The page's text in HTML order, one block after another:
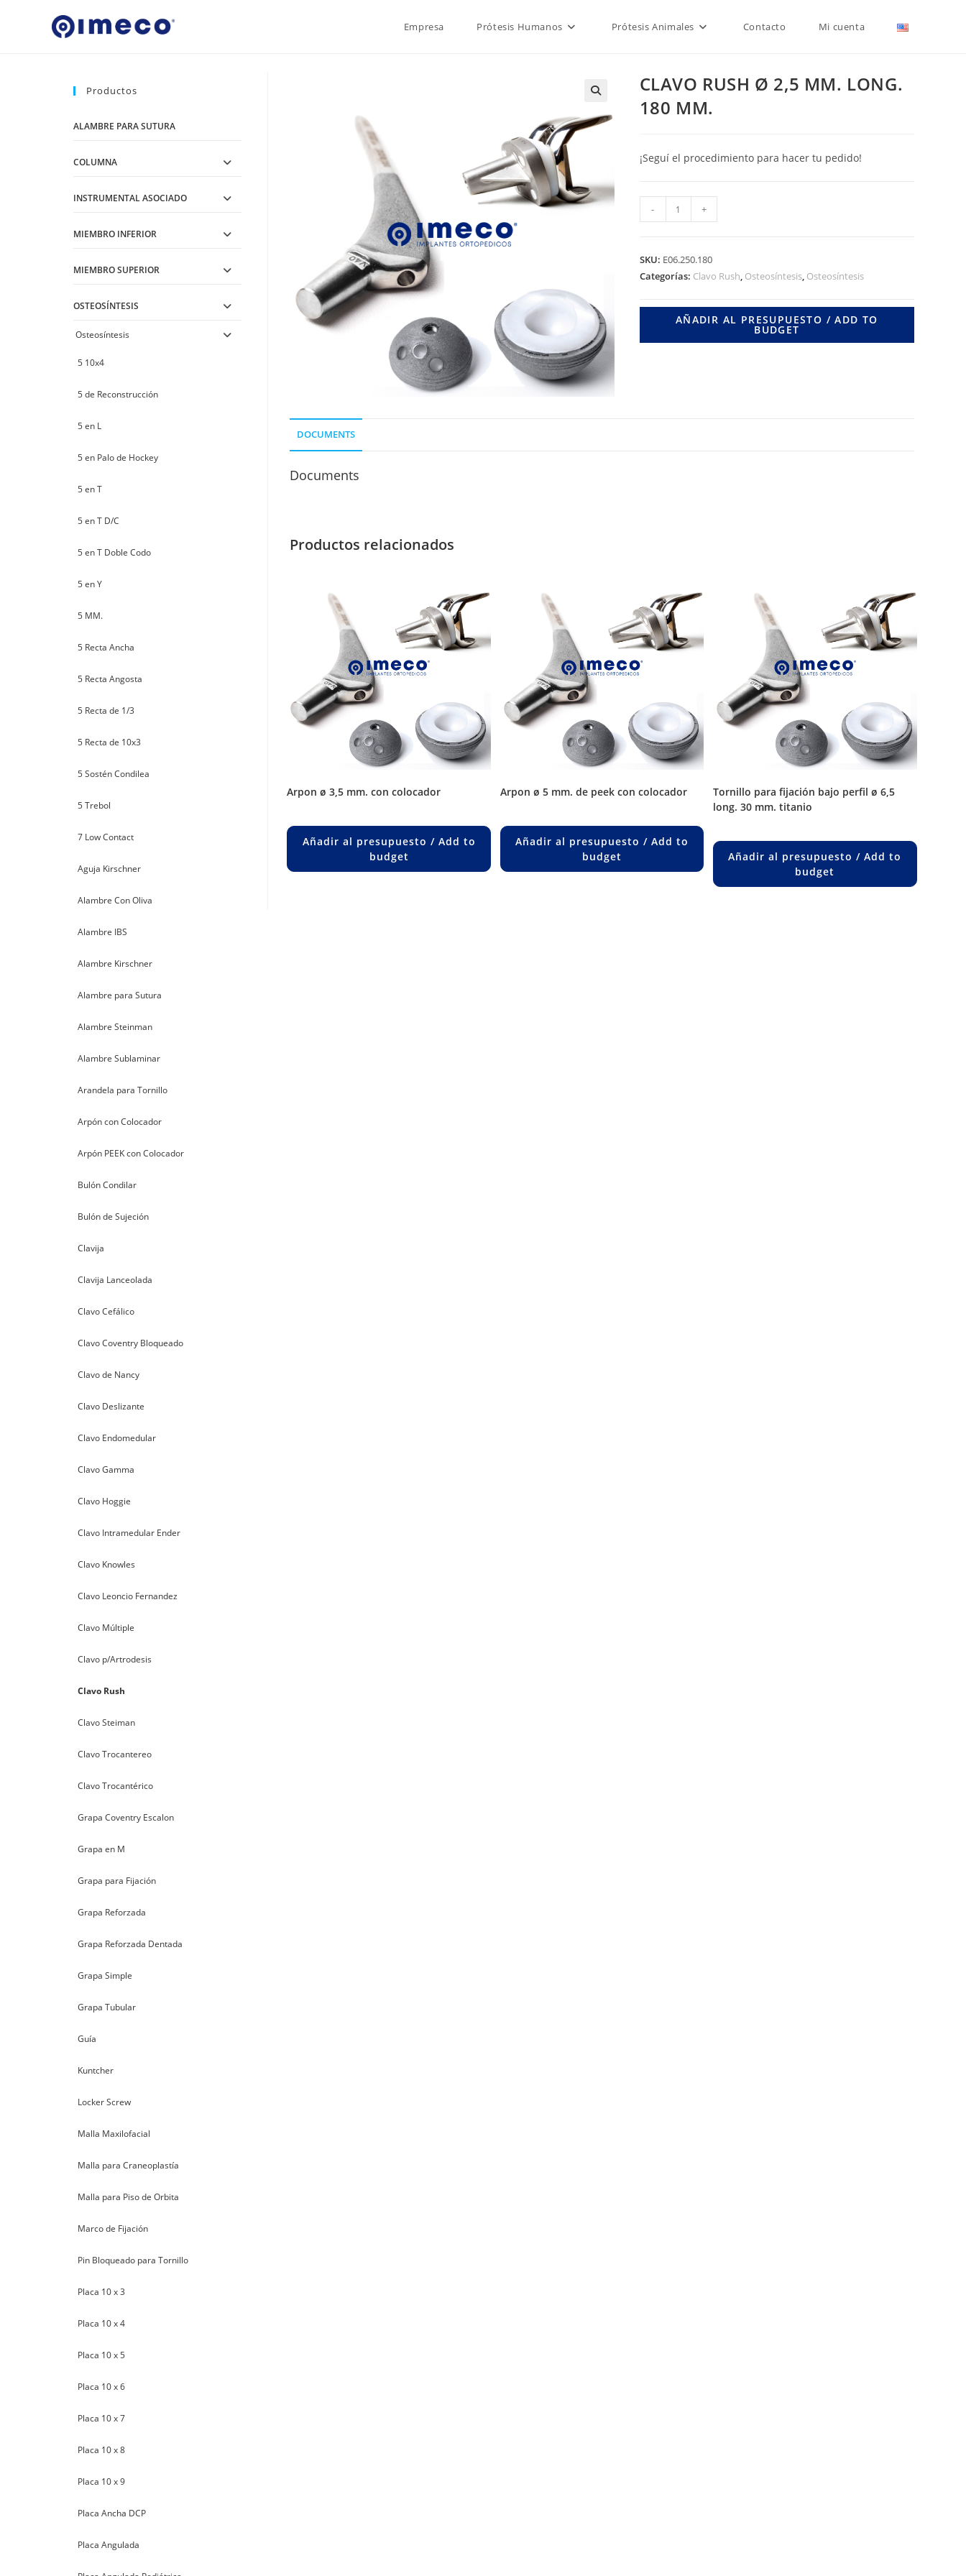
Empresa Prótesis Humanos Prótesis Animales Contacto Mi cuenta
CLAVO RUSH Ø 2,5 MM. LONG.
180 MM.
¡Seguí el procedimiento para hacer tu pedido!
RUSH
2,5
MM.
- +
SKU: E06.250.180
Categorías: Clavo Rush, Osteosíntesis, Osteosíntesis
AÑADIR AL PRESUPUESTO / ADD TO
BUDGET
DOCUMENTS
Documents
Productos relacionados
arpon ø 3,5 mm. con colocador
Añadir al presupuesto / Add to
budget
arpon ø 5 mm. de peek con colocador
Añadir al presupuesto / Add to
budget
tornillo para fijación bajo perfil ø 6,5
long. 30 mm. titanio
Añadir al presupuesto / Add to
budget
Productos
ALAMBRE PARA SUTURA
COLUMNA
INSTRUMENTAL ASOCIADO
MIEMBRO INFERIOR
MIEMBRO SUPERIOR
OSTEOSÍNTESIS
Osteosíntesis
5 10x4
5 de Reconstrucción
5 en L
5 en Palo de Hockey
5 en T
5 en T D/C
5 en T Doble Codo
5 en Y
5 MM.
5 Recta Ancha
5 Recta Angosta
5 Recta de 1/3
5 Recta de 10x3
5 Sostén Condilea
5 Trebol
7 Low Contact
Aguja Kirschner
Alambre Con Oliva
Alambre IBS
Alambre Kirschner
Alambre para Sutura
Alambre Steinman
Alambre Sublaminar
Arandela para Tornillo
Arpón con Colocador
Arpón PEEK con Colocador
Bulón Condilar
Bulón de Sujeción
Clavija
Clavija Lanceolada
Clavo Cefálico
Clavo Coventry Bloqueado
Clavo de Nancy
Clavo Deslizante
Clavo Endomedular
Clavo Gamma
Clavo Hoggie
Clavo Intramedular Ender
Clavo Knowles
Clavo Leoncio Fernandez
Clavo Múltiple
Clavo p/Artrodesis
Clavo Rush
Clavo Steiman
Clavo Trocantereo
Clavo Trocantérico
Grapa Coventry Escalon
Grapa en M
Grapa para Fijación
Grapa Reforzada
Grapa Reforzada Dentada
Grapa Simple
Grapa Tubular
Guía
Kuntcher
Locker Screw
Malla Maxilofacial
Malla para Craneoplastía
Malla para Piso de Orbita
Marco de Fijación
Pin Bloqueado para Tornillo
Placa 10 x 3
Placa 10 x 4
Placa 10 x 5
Placa 10 x 6
Placa 10 x 7
Placa 10 x 8
Placa 10 x 9
Placa Ancha DCP
Placa Angulada